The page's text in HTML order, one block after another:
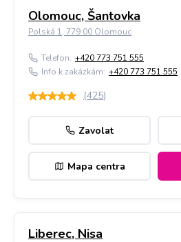
Olomouc, Šantovka
Polská 1, 779 00 Olomouc
Telefon: +420 773 751 555
Info k zakázkám: +420 773 751 555
(425)
Zavolat
Mapa centra
Liberec, Nisa